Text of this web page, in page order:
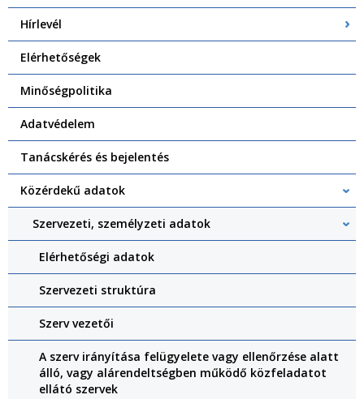
Hírlevél
Elérhetőségek
Minőségpolitika
Adatvédelem
Tanácskérés és bejelentés
Közérdekű adatok
Szervezeti, személyzeti adatok
Elérhetőségi adatok
Szervezeti struktúra
Szerv vezetői
A szerv irányítása felügyelete vagy ellenőrzése alatt
álló, vagy alárendeltségben működő közfeladatot
ellátó szervek